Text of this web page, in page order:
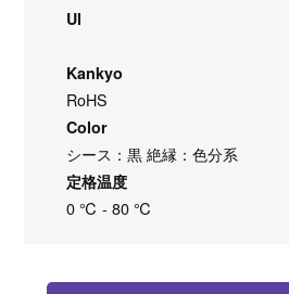
Ul
Kankyo
RoHS
Color
シース：黒 絶縁：色分系
定格温度
0 ℃ - 80 ℃